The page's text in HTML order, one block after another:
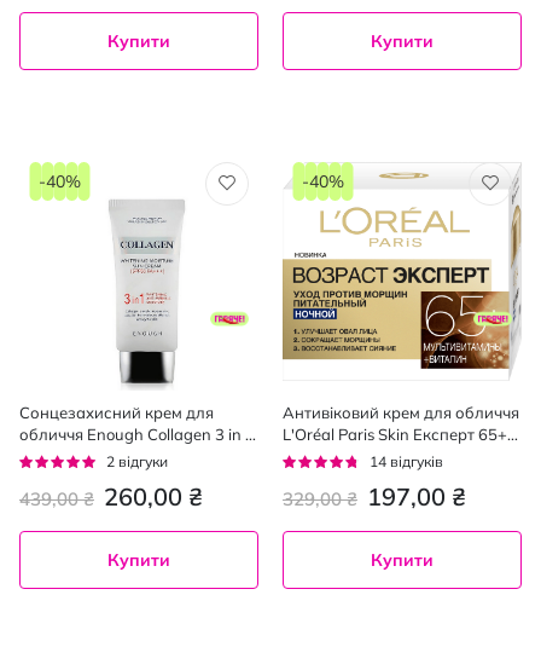
Купити Купити
Сонцезахисний крем для
обличчя Enough Collagen 3 in 1
Whitening Moisture Sun Сream
SPF50/ PA +++ з колагеном 50
г
Рейтинг:
2 відгуки
260,00 ₴
439,00 ₴
-40%
Купити
Антивіковий крем для обличчя
L'Oréal Paris Skin Експерт 65+
нічний, 50 мл
Рейтинг:
14 відгуків
197,00 ₴
329,00 ₴
-40%
Купити